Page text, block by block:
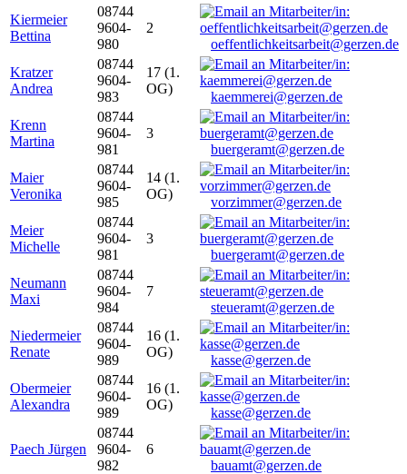
Kiermeier
Bettina
08744
9604-
980
2
oeffentlichkeitsarbeit@gerzen.de
Kratzer
Andrea
08744
9604-
983
17 (1.
OG)
kaemmerei@gerzen.de
Krenn
Martina
08744
9604-
981
3
buergeramt@gerzen.de
Maier
Veronika
08744
9604-
985
14 (1.
OG)
vorzimmer@gerzen.de
Meier
Michelle
08744
9604-
981
3
buergeramt@gerzen.de
Neumann
Maxi
08744
9604-
984
7
steueramt@gerzen.de
Niedermeier
Renate
08744
9604-
989
16 (1.
OG)
kasse@gerzen.de
Obermeier
Alexandra
08744
9604-
989
16 (1.
OG)
kasse@gerzen.de
Paech Jürgen
08744
9604-
982
6
bauamt@gerzen.de